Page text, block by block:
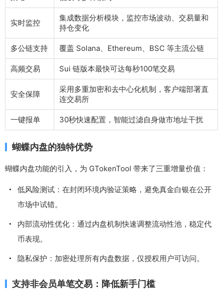
实时监控
集成数据分析模块，监控市场波动、交易量和
持仓变化
多公链支持 覆盖 Solana、Ethereum、BSC 等主流公链
高频交易 Sui 链版本最快可达每秒100笔交易
安全保障
采用多重加密和去中心化机制，客户端部署直
连交易所
一键报单 30秒快速配置，智能过滤自身做市地址干扰
蝴蝶内盘的独特优势
蝴蝶内盘功能的引入，为 GTokenTool 带来了三重增量价值：
低风险测试：在封闭环境内验证策略，避免真金白银在公开
市场中试错。
内部流动性优化：通过内盘机制快速调整流动性池，稳定代
币表现。
隐私保护：加密处理所有内盘数据，仅授权用户可访问。
支持非会员单笔交易：降低新手门槛